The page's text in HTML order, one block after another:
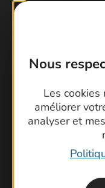
Nous
Les
améliorer
analyser et